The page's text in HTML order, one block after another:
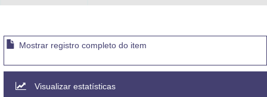
Mostrar registro completo do item
Visualizar estatísticas